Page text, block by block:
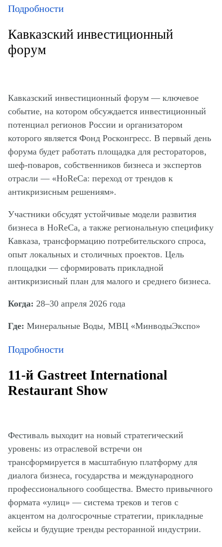
Подробности
Кавказский инвестиционный
форум
Кавказский инвестиционный форум — ключевое
событие, на котором обсуждается инвестиционный
потенциал регионов России и организатором
которого является Фонд Росконгресс. В первый день
форума будет работать площадка для рестораторов,
шеф-поваров, собственников бизнеса и экспертов
отрасли — «HoReCa: переход от трендов к
антикризисным решениям».
Участники обсудят устойчивые модели развития
бизнеса в HoReCa, а также региональную специфику
Кавказа, трансформацию потребительского спроса,
опыт локальных и столичных проектов. Цель
площадки — сформировать прикладной
антикризисный план для малого и среднего бизнеса.
Когда: 28–30 апреля 2026 года
Где: Минеральные Воды, МВЦ «МинводыЭкспо»
Подробности
11-й Gastreet International
Restaurant Show
Фестиваль выходит на новый стратегический
уровень: из отраслевой встречи он
трансформируется в масштабную платформу для
диалога бизнеса, государства и международного
профессионального сообщества. Вместо привычного
формата «улиц» — система треков и тегов с
акцентом на долгосрочные стратегии, прикладные
кейсы и будущие тренды ресторанной индустрии.